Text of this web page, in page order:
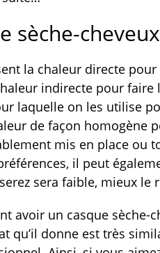
sèche-
la chaleur directe pour
indirecte pour
laquelle on les utilise
de façon homogène
mis en place ou
il peut
sera faible, mieux le
avoir un casque sèche-
qu’il donne est très